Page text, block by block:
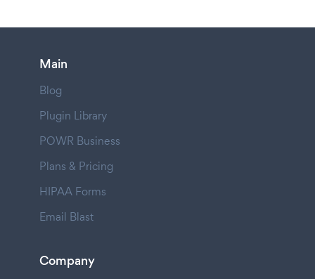
Main
Blog
Plugin Library
POWR Business
Plans & Pricing
HIPAA Forms
Email Blast
Company